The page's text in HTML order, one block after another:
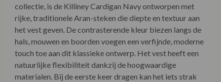
collectie, is de Killiney Cardigan Navy ontworpen met
rijke, traditionele Aran-steken die diepte en textuur aan
het vest geven. De contrasterende kleur biezen langs de
hals, mouwen en boorden voegen een verfijnde, moderne
touch toe aan dit klassieke ontwerp. Het vest heeft een
natuurlijke flexibiliteit dankzij de hoogwaardige
materialen. Bij de eerste keer dragen kan het iets strak